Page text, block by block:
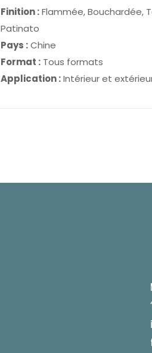
Finition :Flammée, Bouchardée,
Patinato
Pays :Chine
Format : Tous formats
Application :Intérieur et